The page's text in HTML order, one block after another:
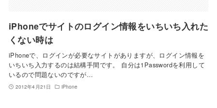
iPhoneでサイトのログイン情報をいちいち入れた
くない時は
iPhoneで、ログインが必要なサイトがありますが、ログイン情報を
いちいち入力するのは結構手間です。 自分は1Passwordを利用して
いるので問題ないのですが…
2012年4月21日 iPhone